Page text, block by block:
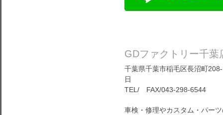
GDファクトリー千葉
千葉県千葉市稲毛区長沼町
日
TEL/ FAX/043-298-6544
車検・修理やカスタム・パー